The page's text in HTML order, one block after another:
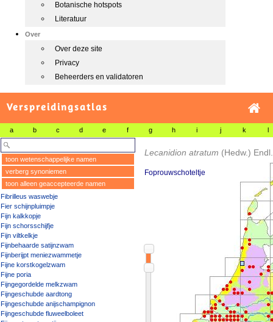
Botanische hotspots
Literatuur
Over
Over deze site
Privacy
Beheerders en validatoren
Verspreidingsatlas
a b c d e f g h i j k l
toon wetenschappelijke namen
verberg synoniemen
toon alleen geaccepteerde namen
Fibrilleus waswebje
Fier schijnpluimpje
Fijn kalkkopje
Fijn schorsschijfje
Fijn viltkelkje
Fijnbehaarde satijnzwam
Fijnberijpt meniezwammetje
Fijne korstkogelzwam
Fijne poria
Fijngegordelde melkzwam
Fijngeschubde aardtong
Fijngeschubde anijschampignon
Fijngeschubde fluweelboleet
Lecanidion atratum (Hedw.) Endl.
Foprouwschoteltje